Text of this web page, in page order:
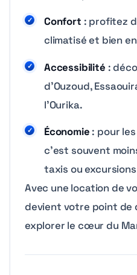
Confort : profitez
climatisé et bien
Accessibilité :
d’Ouzoud,
l’Ourika.
Économie : pour
c’est souvent
taxis ou
Avec une location de
devient votre point de
explorer le cœur du